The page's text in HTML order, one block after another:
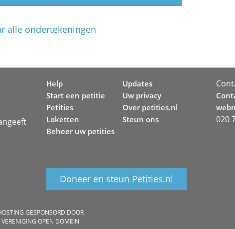
alle ondertekeningen
Help
Start een petitie
Petities
Loketten
Beheer uw petities
Updates
Uw privacy
Over petities.nl
Steun ons
Doneer en steun Petities.nl
020
GESPONSORD DOOR
VERENIGING OPEN DOMEIN